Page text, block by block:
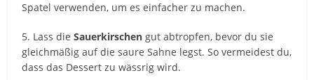
Spatel verwenden, um es einfacher zu machen.
5. Lass dieSauerkirschen gut abtropfen, bevor du sie
gleichmäßig auf die saure Sahne legst. So vermeidest du,
dass das Dessert zu wässrig wird.